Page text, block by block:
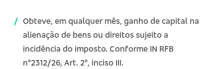
Obteve, em qualquer mês, ganho de capital na
alienação de bens ou direitos sujeito a
incidência do imposto. Conforme IN RFB
n°2312/26, Art. 2°, inciso III.